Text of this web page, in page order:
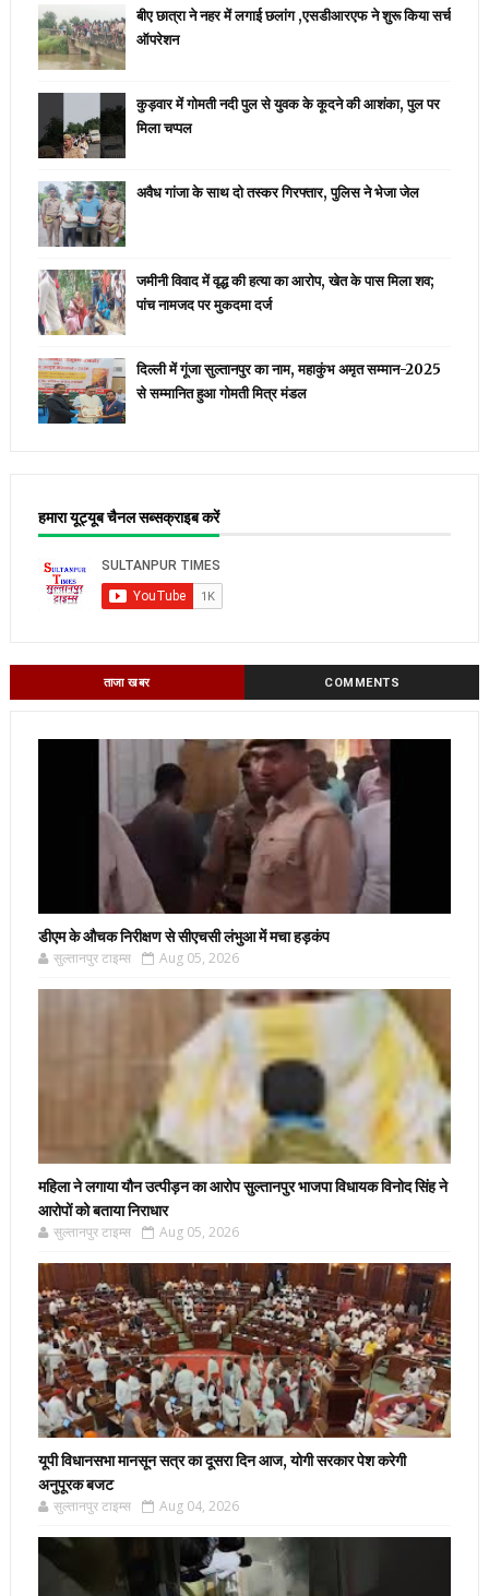
बीए छात्रा ने नहर में लगाई छलांग ,एसडीआरएफ ने शुरू किया सर्च
ऑपरेशन
कुड़वार में गोमती नदी पुल से युवक के कूदने की आशंका, पुल पर
मिला चप्पल
अवैध गांजा के साथ दो तस्कर गिरफ्तार, पुलिस ने भेजा जेल
जमीनी विवाद में वृद्ध की हत्या का आरोप, खेत के पास मिला शव;
पांच नामजद पर मुकदमा दर्ज
दिल्ली में गूंजा सुल्तानपुर का नाम, महाकुंभ अमृत सम्मान-2025
से सम्मानित हुआ गोमती मित्र मंडल
हमारा यूट्यूब चैनल सब्सक्राइब करें
ताजा खबर COMMENTS
डीएम के औचक निरीक्षण से सीएचसी लंभुआ में मचा हड़कंप
सुल्तानपुर टाइम्स Aug 05, 2026
महिला ने लगाया यौन उत्पीड़न का आरोप सुल्तानपुर भाजपा विधायक विनोद सिंह ने
आरोपों को बताया निराधार
सुल्तानपुर टाइम्स Aug 05, 2026
यूपी विधानसभा मानसून सत्र का दूसरा दिन आज, योगी सरकार पेश करेगी
अनुपूरक बजट
सुल्तानपुर टाइम्स Aug 04, 2026